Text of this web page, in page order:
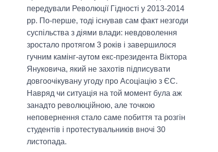
передували Революції Гідності у 2013-2014
рр. По-перше, тоді існував сам факт незгоди
суспільства з діями влади: невдоволення
зростало протягом 3 років і завершилося
гучним камінг-аутом екс-президента Віктора
Януковича, який не захотів підписувати
довгоочікувану угоду про Асоціацію з ЄС.
Навряд чи ситуація на той момент була аж
занадто революційною, але точкою
неповернення стало саме побиття та розгін
студентів і протестувальників вночі 30
листопада.